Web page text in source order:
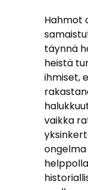
Hahmot
täynnä
heistä
ihmiset,
vaikka